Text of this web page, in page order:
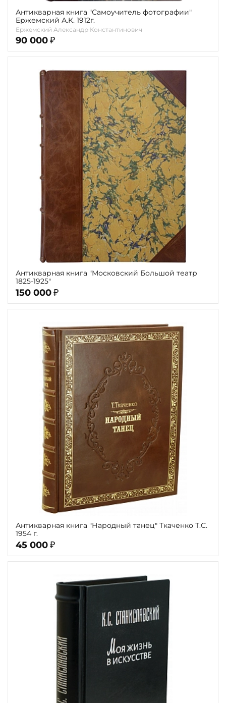
Антикварная книга "Самоучитель фотографии"
Ержемский А.К. 1912г.
Ержемский Александр Константинович
90 000 ₽
Антикварная книга "Московский Большой театр
1825-1925"
150 000 ₽
Антикварная книга "Народный танец" Ткаченко Т.С.
1954 г.
45 000 ₽